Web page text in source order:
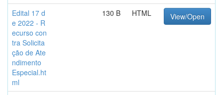
Edital 17 d
e 2022 - R
ecurso con
tra Solicita
ção de Ate
ndimento
Especial.ht
ml
130 B HTML View/Open